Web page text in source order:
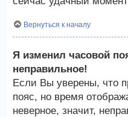
Вернуться к началу
Я изменил часовой
неправильное!
Если Вы уверены, что
пояс, но время
неверное, значит,